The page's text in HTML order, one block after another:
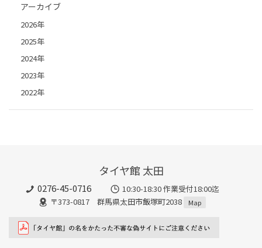
アーカイブ
2026年
2025年
2024年
2023年
2022年
タイヤ館 太田
0276-45-0716
10:30-18:30 作業受付18:00迄
〒373-0817 群馬県太田市飯塚町2038
Map